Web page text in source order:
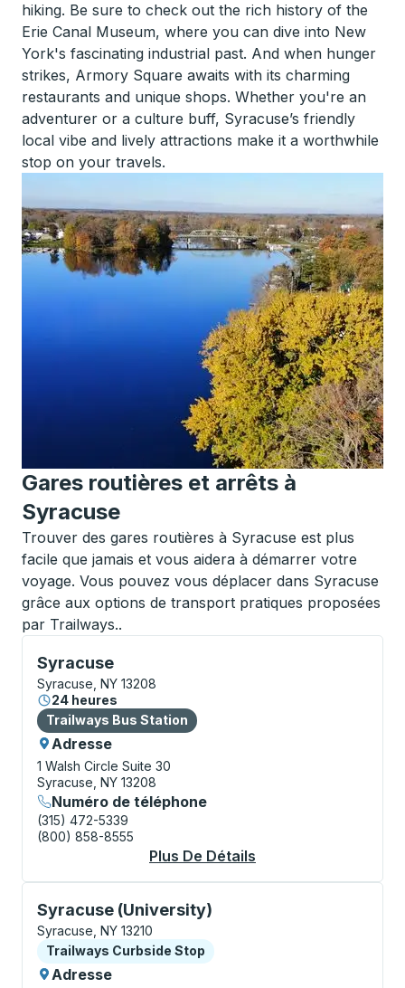
hiking. Be sure to check out the rich history of the
Erie Canal Museum, where you can dive into New
York's fascinating industrial past. And when hunger
strikes, Armory Square awaits with its charming
restaurants and unique shops. Whether you're an
adventurer or a culture buff, Syracuse’s friendly
local vibe and lively attractions make it a worthwhile
stop on your travels.
Gares routières et arrêts à
Syracuse
Trouver des gares routières à Syracuse est plus
facile que jamais et vous aidera à démarrer votre
voyage. Vous pouvez vous déplacer dans Syracuse
grâce aux options de transport pratiques proposées
par Trailways..
Syracuse
Bus Station, utilisez les touches fléchées ou la
Syracuse, NY 13208
24 heures
Bus Station
Trailways Bus Station
Adresse
1 Walsh Circle Suite 30
Syracuse, NY 13208
Numéro de téléphone
(315) 472-5339
(800) 858-8555
Plus De Détails
Syracuse (University)
Curbside Stop, utilisez les touches fléchées ou la
Syracuse, NY 13210
Curbside Stop
Trailways Curbside Stop
Adresse